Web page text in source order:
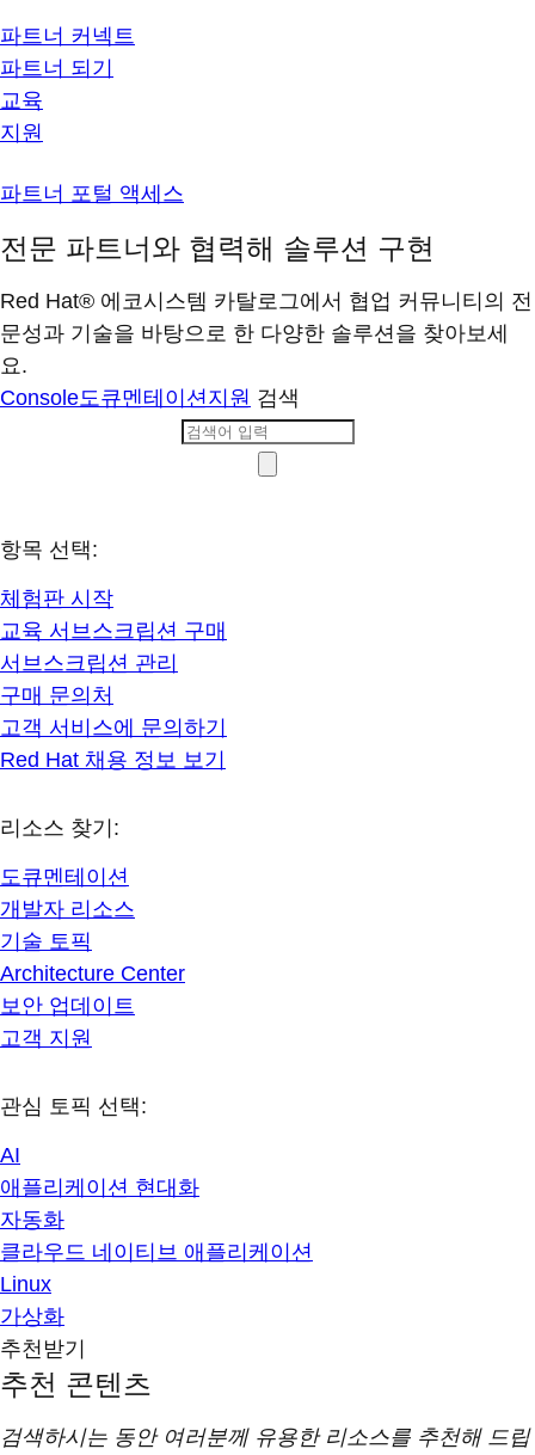
파트너 커넥트
파트너 되기
교육
지원
파트너 포털 액세스
전문 파트너와 협력해 솔루션 구현
Red Hat® 에코시스템 카탈로그에서 협업 커뮤니티의 전
문성과 기술을 바탕으로 한 다양한 솔루션을 찾아보세
요.
Console도큐멘테이션지원 검색
항목 선택:
체험판 시작
교육 서브스크립션 구매
서브스크립션 관리
구매 문의처
고객 서비스에 문의하기
Red Hat 채용 정보 보기
리소스 찾기:
도큐멘테이션
개발자 리소스
기술 토픽
Architecture Center
보안 업데이트
고객 지원
관심 토픽 선택:
AI
애플리케이션 현대화
자동화
클라우드 네이티브 애플리케이션
Linux
가상화
추천받기
추천 콘텐츠
검색하시는 동안 여러분께 유용한 리소스를 추천해 드립